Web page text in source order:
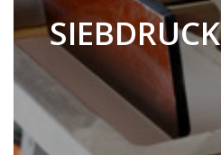
SIEBDRUCK